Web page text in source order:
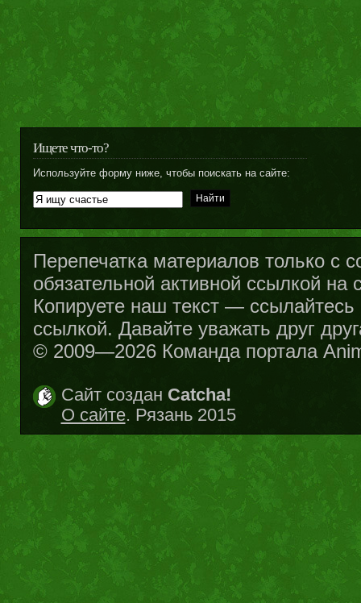
Ищете что-то?
Используйте форму ниже, чтобы поискать на сайте:
Перепечатка материалов только с
обязательной активной ссылкой на
Копируете наш текст —
ссылкой. Давайте уважать друг
© 2009—2026 Команда портала
Сайт создан Catcha!
О сайте. Рязань 2015